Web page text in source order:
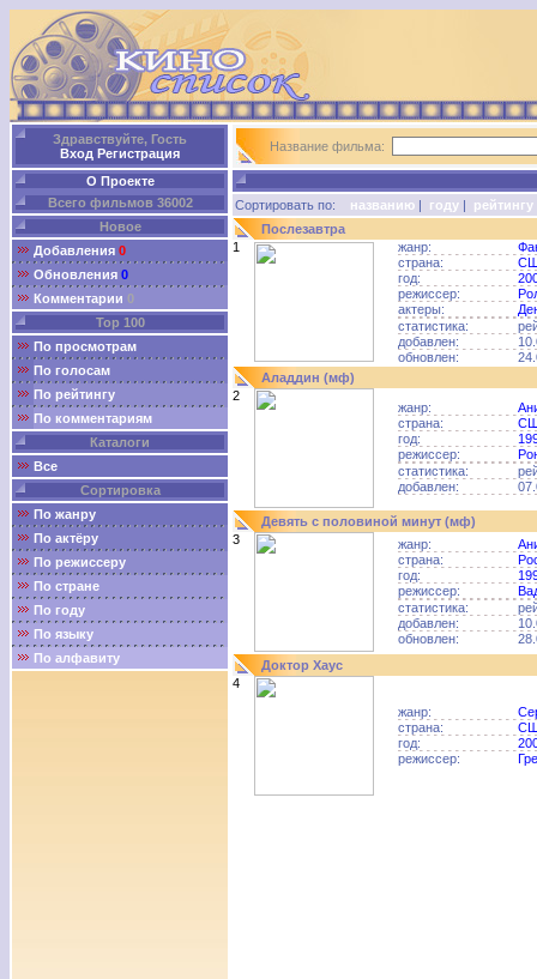
Здравствуйте, Гость
Вход Регистрация
О Проекте
Всего фильмов 36002
Новое
Добавления 0
Обновления 0
Комментарии 0
Top 100
По просмотрам
По голосам
По рейтингу
По комментариям
Каталоги
Все
Сортировка
По жанру
По актёру
По режиссеру
По стране
По году
По языку
По алфавиту
Название фильма:
Сортировать по: названию | году | рейтингу
Послезавтра
1
жанр:
страна:
год:
режиссер:
актеры:
статистика:
добавлен:
обновлен:
Аладдин (мф)
2
жанр:
страна:
год:
режиссер:
статистика:
добавлен:
Девять с половиной минут (мф)
3
жанр:
страна:
год:
режиссер:
статистика:
добавлен:
обновлен:
Доктор Хаус
4
жанр:
страна:
год:
режиссер: